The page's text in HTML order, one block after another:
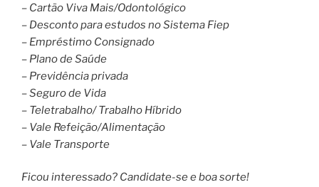
– Cartão Viva Mais/Odontológico
– Desconto para estudos no Sistema Fiep
– Empréstimo Consignado
– Plano de Saúde
– Previdência privada
– Seguro de Vida
– Teletrabalho/ Trabalho Híbrido
– Vale Refeição/Alimentação
– Vale Transporte
Ficou interessado? Candidate-se e boa sorte!